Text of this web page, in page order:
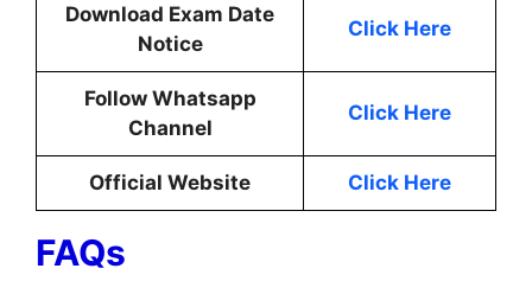
Download Exam Date
Notice
Click Here
Follow Whatsapp
Channel
Click Here
Official Website Click Here
FAQs